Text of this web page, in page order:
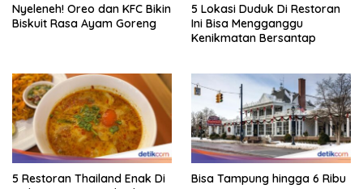
Nyeleneh! Oreo dan KFC Bikin
Biskuit Rasa Ayam Goreng
5 Lokasi Duduk Di Restoran
Ini Bisa Mengganggu
Kenikmatan Bersantap
5 Restoran Thailand Enak Di
Bisa Tampung hingga 6 Ribu